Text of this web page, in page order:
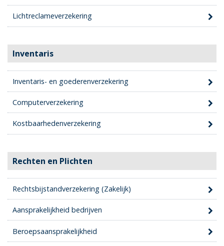
Lichtreclameverzekering
Inventaris
Inventaris- en goederenverzekering
Computerverzekering
Kostbaarhedenverzekering
Rechten en Plichten
Rechtsbijstandverzekering (Zakelijk)
Aansprakelijkheid bedrijven
Beroepsaansprakelijkheid